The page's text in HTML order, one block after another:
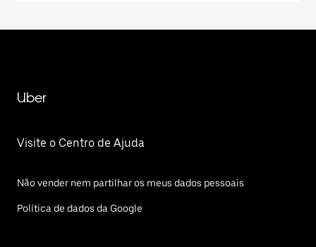
Uber
Visite o Centro de Ajuda
Não vender nem partilhar os meus dados pessoais
Política de dados da Google